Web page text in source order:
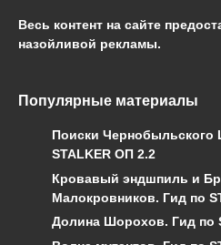
Весь контент на сайте
назойливой рекламы.
Популярные материалы
Поиски Чернобыльского
STALKER ОП 2.2
Кровавый эндшпиль и
Малокровников. Гид по
Долина Шорохов. Гид по